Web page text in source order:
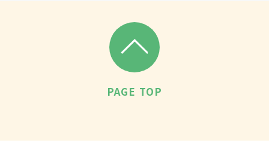
PAGE TOP